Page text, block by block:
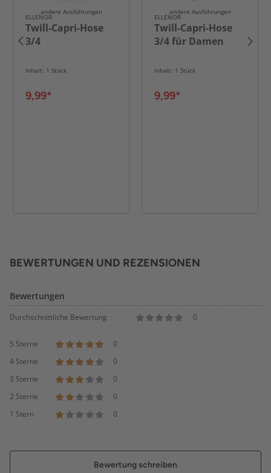
andere Ausführungen
ELLENOR
Twill-Capri-Hose
3/4
Inhalt: 1 Stück
9,99*
andere Ausführungen
ELLENOR
Twill-Capri-Hose
3/4 für Damen
Inhalt: 1 Stück
9,99*
BEWERTUNGEN UND REZENSIONEN
Bewertungen
Durchschnittliche Bewertung 0
5 Sterne
0
4 Sterne
0
3 Sterne
0
2 Sterne
0
1 Stern
0
Bewertung schreiben